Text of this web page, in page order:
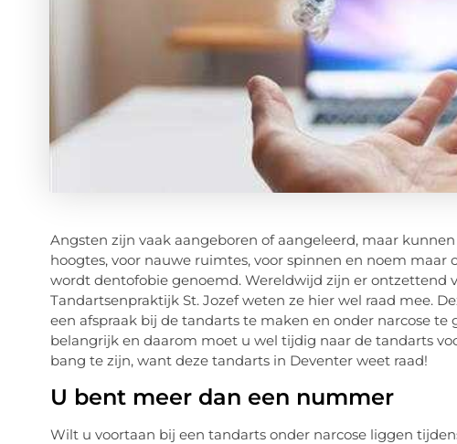
Angsten zijn vaak aangeboren of aangeleerd, maar
hoogtes, voor nauwe ruimtes, voor spinnen en noem maar
wordt dentofobie genoemd. Wereldwijd zijn er ontzettend
Tandartsenpraktijk St. Jozef weten ze hier wel raad mee.
een afspraak bij de tandarts te maken en onder narcose
belangrijk en daarom moet u wel tijdig naar de tandarts
bang te zijn, want deze tandarts in Deventer weet raad!
U bent meer dan een nummer
Wilt u voortaan bij een tandarts onder narcose liggen